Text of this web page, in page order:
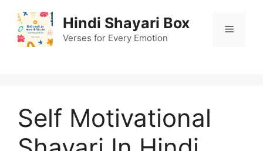
content
Hindi Shayari Box
Verses for Every Emotion
Menu
Self Motivational